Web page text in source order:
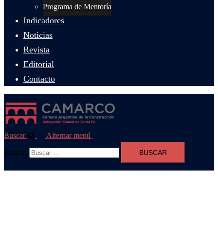
Programa de Mentoría
Indicadores
Noticias
Revista
Editorial
Contacto
Buscar Alternar menú
Buscar: